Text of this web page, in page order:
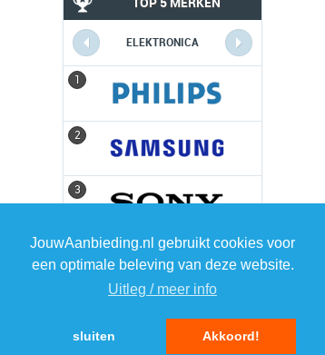
JouwAanbieding.nl gebruikt cookies voor
een optimale beleving van deze website.
Uitleg / meer info
sluiten Akkoord!
ELEKTRONICA
1
2
3
4 4